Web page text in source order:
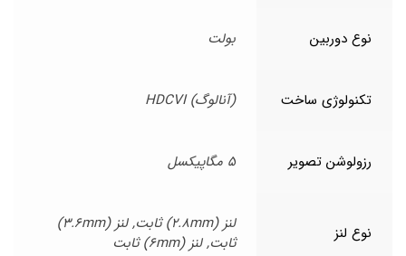
نوع دوربین بولت
تکنولوژی ساخت (آنالوگ) HDCVI
رزولوشن تصویر 5 مگاپیکسل
نوع لنز
لنز (2.8mm) ثابت, لنز (3.6mm)
ثابت, لنز (6mm) ثابت